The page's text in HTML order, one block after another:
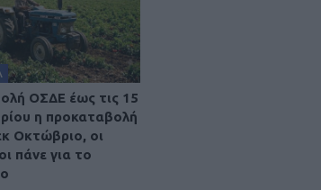
ΟΣΔΕ έως τις 15
η προκαταβολή
Οκτώβριο, οι
πάνε για το